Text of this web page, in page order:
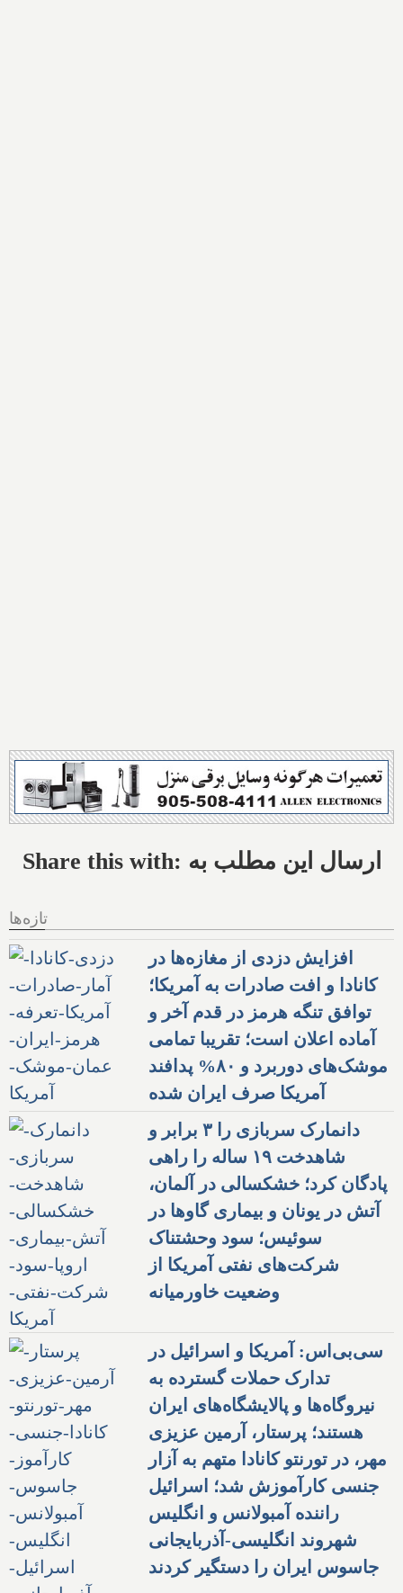
Share this with: ارسال این مطلب به
تازه‌ها
افزایش دزدی از مغازه‌ها در
کانادا و افت صادرات به آمریکا؛
توافق تنگه هرمز در قدم آخر و
آماده اعلان است؛ تقریبا تمامی
موشک‌های دوربرد و ۸۰% پدافند
آمریکا صرف ایران شده
دانمارک سربازی را ۳ برابر و
شاهدخت ۱۹ ساله را راهی
پادگان کرد؛ خشکسالی در آلمان،
آتش در یونان و بیماری گاوها در
سوئیس؛ سود وحشتناک
شرکت‌های نفتی آمریکا از
وضعیت خاورمیانه
سی‌بی‌اس: آمریکا و اسرائیل در
تدارک حملات گسترده به
نیروگاه‌ها و پالایشگاه‌های ایران
هستند؛ پرستار، آرمین عزیزی
مهر، در تورنتو کانادا متهم به آزار
جنسی کارآموزش شد؛ اسرائیل
راننده آمبولانس و انگلیس
شهروند انگلیسی-آذربایجانی
جاسوس ایران را دستگیر کردند